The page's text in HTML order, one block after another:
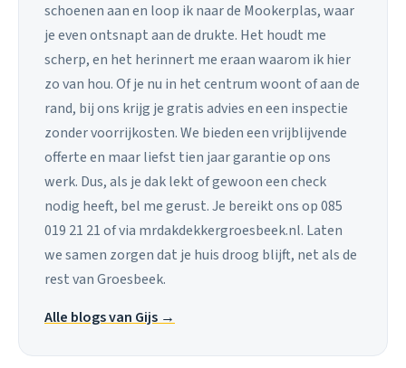
schoenen aan en loop ik naar de Mookerplas, waar
je even ontsnapt aan de drukte. Het houdt me
scherp, en het herinnert me eraan waarom ik hier
zo van hou. Of je nu in het centrum woont of aan de
rand, bij ons krijg je gratis advies en een inspectie
zonder voorrijkosten. We bieden een vrijblijvende
offerte en maar liefst tien jaar garantie op ons
werk. Dus, als je dak lekt of gewoon een check
nodig heeft, bel me gerust. Je bereikt ons op 085
019 21 21 of via mrdakdekkergroesbeek.nl. Laten
we samen zorgen dat je huis droog blijft, net als de
rest van Groesbeek.
Alle blogs van Gijs →